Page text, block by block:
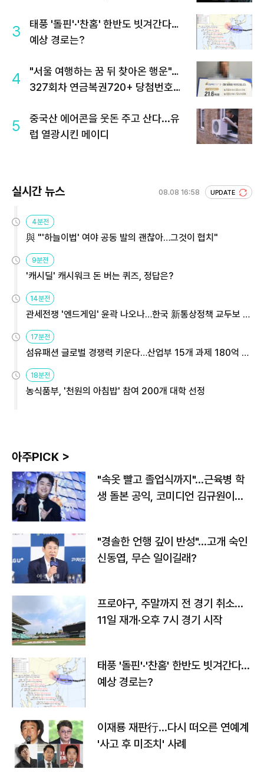
3
태풍 '돌핀'·'찬홈' 한반도 빗겨간다…
예상 경로는?
4
"서울 여행하는 꿈 뒤 찾아온 행운"…
327회차 연금복권720+ 당첨번호조
5
중국산 에어콘을 웃돈 주고 산다...유
럽 열광시킨 메이디
실시간 뉴스 08.08 16:58 UPDATE
4분전
與 "'하늘이법' 여야 공동 발의 괜찮아…그것이 협치"
9분전
'캐시딜' 캐시워크 돈 버는 퀴즈, 정답은?
14분전
관세전쟁 '엔드게임' 윤곽 나오나…한국 新통상정책 교두보 활
17분전
섬유패션 글로벌 경쟁력 키운다…산업부 15개 과제 180억 지
18분전
농식품부, '천원의 아침밥' 참여 200개 대학 선정
아주PICK >
"속옷 빨고 졸업식까지"…근육병 학
생 돌본 공익, 코미디언 김규원이었
"경솔한 언행 깊이 반성"…고개 숙인
신동엽, 무슨 일이길래?
프로야구, 주말까지 전 경기 취소…
11일 재개·오후 7시 경기 시작
태풍 '돌핀'·'찬홈' 한반도 빗겨간다…
예상 경로는?
이재룡 재판行…다시 떠오른 연예계
'사고 후 미조치' 사례